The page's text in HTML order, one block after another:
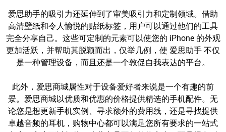
爱思助手的吸引力还延伸到了审美吸引力和定制领域。借助
高清壁纸和令人愉悦的贴纸标签，用户可以通过他们的工具
完全分享自己。这些可定制的元素可以使您的 iPhone 的外观
更加活跃，并帮助其脱颖而出，仅举几例，使 爱思助手 不仅
是一种管理设备，而且还是一个敦促自我表达的平台。
此外，爱思商城属性对于设备爱好者来说是一个有趣的前
景。爱思商城以优质和优惠的价格提供精选的手机配件。无
论您是想更新手机实例、寻求额外的费用线，还是寻找提供
卓越音频的耳机，购物中心都可以满足您所有要求的一站式